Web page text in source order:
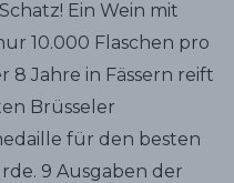
Ein Wein mit
10.000 Flaschen pro
Jahre in Fässern reift
Brüsseler
für den besten
9 Ausgaben der